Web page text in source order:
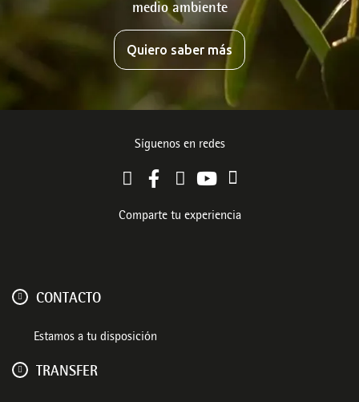
medio ambiente
Quiero saber más
Síguenos en redes
Comparte tu experiencia
CONTACTO
Estamos a tu disposición
TRANSFER